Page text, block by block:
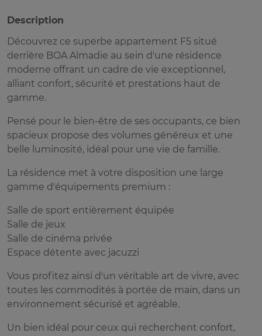
Description
Découvrez ce superbe appartement F5 situé
derrière BOA Almadie au sein d'une résidence
moderne offrant un cadre de vie exceptionnel,
alliant confort, sécurité et prestations haut de
gamme.
Pensé pour le bien-être de ses occupants, ce bien
spacieux propose des volumes généreux et une
belle luminosité, idéal pour une vie de famille.
La résidence met à votre disposition une large
gamme d'équipements premium :
Salle de sport entièrement équipée
Salle de jeux
Salle de cinéma privée
Espace détente avec jacuzzi
Vous profitez ainsi d'un véritable art de vivre, avec
toutes les commodités à portée de main, dans un
environnement sécurisé et agréable.
Un bien idéal pour ceux qui recherchent confort,